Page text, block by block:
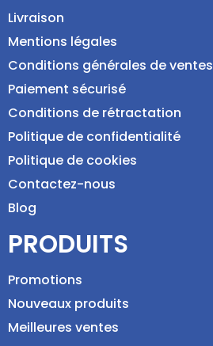
Livraison
Mentions légales
Conditions générales de ventes
Paiement sécurisé
Conditions de rétractation
Politique de confidentialité
Politique de cookies
Contactez-nous
Blog
PRODUITS
Promotions
Nouveaux produits
Meilleures ventes